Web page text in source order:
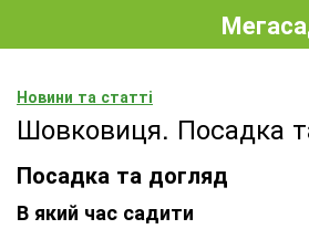
Новини та статті
Шовковиця. Посадка
Посадка та догляд
В який час садити